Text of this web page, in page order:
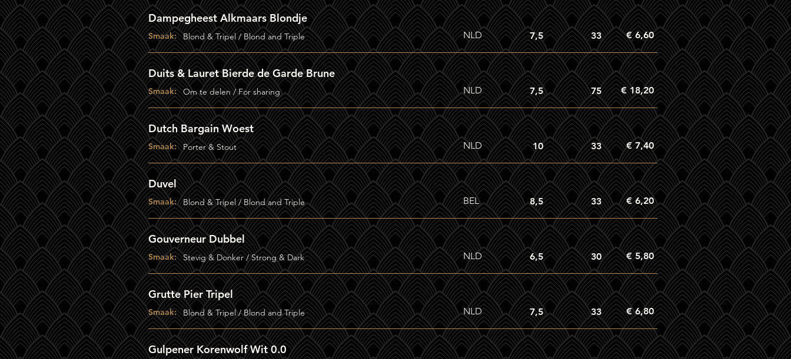
Dampegheest Alkmaars Blondje
Smaak: Blond & Tripel / Blond and Triple NLD 7,5 33 € 6,60
Duits & Lauret Bierde de Garde Brune
Smaak: Om te delen / For sharing NLD 7,5 75 € 18,20
Dutch Bargain Woest
Smaak: Porter & Stout NLD 10 33 € 7,40
Duvel
Smaak: Blond & Tripel / Blond and Triple BEL 8,5 33 € 6,20
Gouverneur Dubbel
Smaak: Stevig & Donker / Strong & Dark NLD 6,5 30 € 5,80
Grutte Pier Tripel
Smaak: Blond & Tripel / Blond and Triple NLD 7,5 33 € 6,80
Gulpener Korenwolf Wit 0.0